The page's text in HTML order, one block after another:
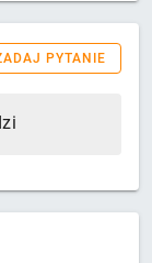
PYTANIE